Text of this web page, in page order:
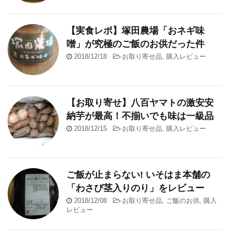
【実食レポ】塚田農場「おネギ味
噌」が究極のご飯のお供だった件
2018/12/18 -お取り寄せ品, 購入レビュー
【お取り寄せ】八百ヤマトの激安安
納芋が最高！不揃いでも味は一級品
2018/12/15 -お取り寄せ品, 購入レビュー
ご飯が止まらない! いそはま本舗の
「わさび茎入りのり」をレビュー
2018/12/08 -お取り寄せ品, ご飯のお供, 購入
レビュー